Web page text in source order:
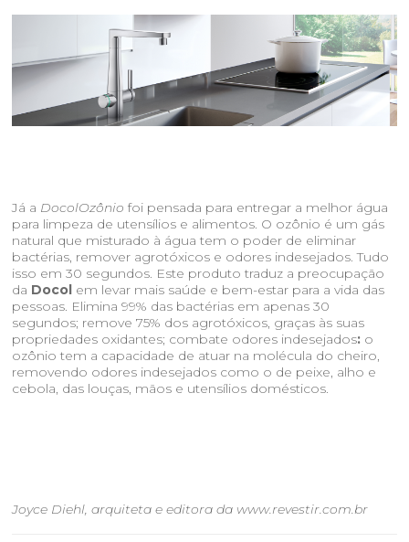
Já a DocolOzônio foi pensada para entregar a melhor água
para limpeza de utensílios e alimentos. O ozônio é um gás
natural que misturado à água tem o poder de eliminar
bactérias, remover agrotóxicos e odores indesejados. Tudo
isso em 30 segundos. Este produto traduz a preocupação
da Docol em levar mais saúde e bem-estar para a vida das
pessoas. Elimina 99% das bactérias em apenas 30
segundos; remove 75% dos agrotóxicos, graças às suas
propriedades oxidantes; combate odores indesejados: o
ozônio tem a capacidade de atuar na molécula do cheiro,
removendo odores indesejados como o de peixe, alho e
cebola, das louças, mãos e utensílios domésticos.
Joyce Diehl, arquiteta e editora da www.revestir.com.br